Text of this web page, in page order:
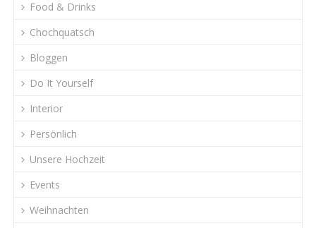
Food & Drinks
Chochquatsch
Bloggen
Do It Yourself
Interior
Persönlich
Unsere Hochzeit
Events
Weihnachten